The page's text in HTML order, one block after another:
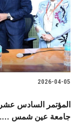
2026-04-05
المؤتمر السادس
جامعة عين شمس